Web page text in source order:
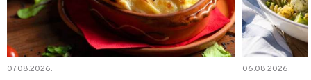
07.08.2026. 06.08.2026.